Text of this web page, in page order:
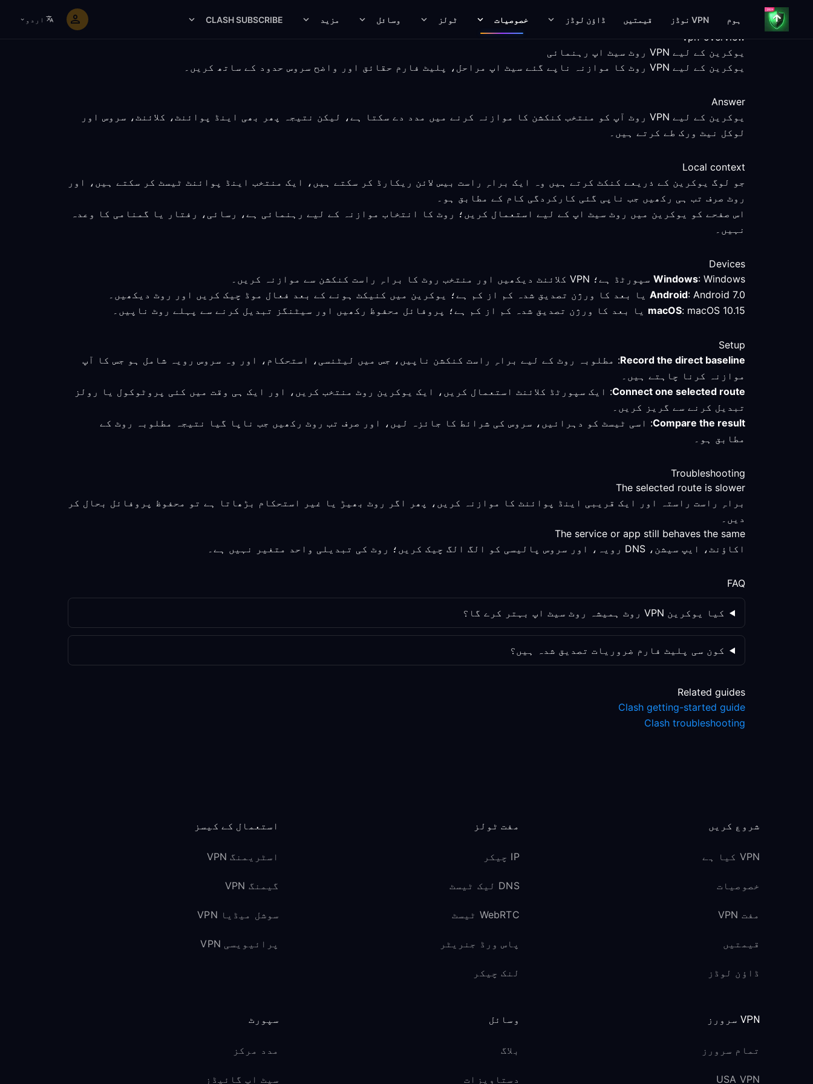
ہوم VPN نوڈز قیمتیں ڈاؤن لوڈز خصوصیات ٹولز وسائل مزید CLASH SUBSCRIBE اردو
vpn-overview
یوکرین کے لیے VPN روٹ سیٹ اپ رہنمائی
یوکرین کے لیے VPN روٹ کا موازنہ ناپے گئے سیٹ اپ مراحل، پلیٹ فارم حقائق اور واضح سروس حدود کے ساتھ کریں۔
Answer
یوکرین کے لیے VPN روٹ آپ کو منتخب کنکشن کا موازنہ کرنے میں مدد دے سکتا ہے، لیکن نتیجہ پھر بھی اینڈ پوائنٹ، کلائنٹ، سروس اور
لوکل نیٹ ورک طے کرتے ہیں۔
Local context
جو لوگ یوکرین کے ذریعے کنکٹ کرتے ہیں وہ ایک براہِ راست بیس لائن ریکارڈ کر سکتے ہیں، ایک منتخب اینڈ پوائنٹ ٹیسٹ کر سکتے ہیں، اور
روٹ صرف تب ہی رکھیں جب ناپی گئی کارکردگی کام کے مطابق ہو۔
اس صفحے کو یوکرین میں روٹ سیٹ اپ کے لیے استعمال کریں؛ روٹ کا انتخاب موازنہ کے لیے رہنمائی ہے، رسائی، رفتار یا گمنامی کا وعدہ
نہیں۔
Devices
Windows: Windows سپورٹڈ ہے؛ VPN کلائنٹ دیکھیں اور منتخب روٹ کا براہِ راست کنکشن سے موازنہ کریں۔
Android: Android 7.0 یا بعد کا ورژن تصدیق شدہ کم از کم ہے؛ یوکرین میں کنیکٹ ہونے کے بعد فعال موڈ چیک کریں اور روٹ دیکھیں۔
macOS: macOS 10.15 یا بعد کا ورژن تصدیق شدہ کم از کم ہے؛ پروفائل محفوظ رکھیں اور سیٹنگز تبدیل کرنے سے پہلے روٹ ناپیں۔
Setup
Record the direct baseline: مطلوبہ روٹ کے لیے براہِ راست کنکشن ناپیں، جس میں لیٹنسی، استحکام، اور وہ سروس رویہ شامل ہو جس کا آپ
موازنہ کرنا چاہتے ہیں۔
Connect one selected route: ایک سپورٹڈ کلائنٹ استعمال کریں، ایک یوکرین روٹ منتخب کریں، اور ایک ہی وقت میں کئی پروٹوکول یا رولز
تبدیل کرنے سے گریز کریں۔
Compare the result: اسی ٹیسٹ کو دہرائیں، سروس کی شرائط کا جائزہ لیں، اور صرف تب روٹ رکھیں جب ناپا گیا نتیجہ مطلوبہ روٹ کے
مطابق ہو۔
Troubleshooting
The selected route is slower
براہِ راست راستہ اور ایک قریبی اینڈ پوائنٹ کا موازنہ کریں، پھر اگر روٹ بھیڑ یا غیر استحکام بڑھاتا ہے تو محفوظ پروفائل بحال کر
دیں۔
The service or app still behaves the same
اکاؤنٹ، ایپ سیشن، DNS رویہ، اور سروس پالیسی کو الگ الگ چیک کریں؛ روٹ کی تبدیلی واحد متغیر نہیں ہے۔
FAQ
کیا یوکرین VPN روٹ ہمیشہ روٹ سیٹ اپ بہتر کرے گا؟
کون سی پلیٹ فارم ضروریات تصدیق شدہ ہیں؟
Related guides
Clash getting-started guide
Clash troubleshooting
شروع کریں
VPN کیا ہے
خصوصیات
مفت VPN
قیمتیں
ڈاؤن لوڈز
مفت ٹولز
IP چیکر
DNS لیک ٹیسٹ
WebRTC ٹیسٹ
پاس ورڈ جنریٹر
لنک چیکر
استعمال کے کیسز
اسٹریمنگ VPN
گیمنگ VPN
سوشل میڈیا VPN
پرائیویسی VPN
VPN سرورز
تمام سرورز
USA VPN
وسائل
بلاگ
دستاویزات
سپورٹ
مدد مرکز
سیٹ اپ گائیڈز